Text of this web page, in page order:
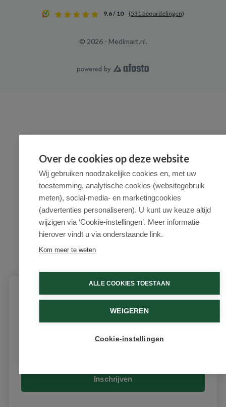
9.6 / 10 (531 beoordelingen)
© 2026 - Medimart.nl.
Over de cookies op deze website
Wij gebruiken noodzakelijke cookies en, met uw
toestemming, analytische cookies (websitegebruik
meten), social-media- en marketingcookies
(advertenties personaliseren). U kunt uw keuze altijd
wijzigen via ‘Cookie-instellingen’. Meer informatie
hierover vindt u via onderstaande link.
Kom meer te weten
ALLE COOKIES TOESTAAN
WEIGEREN
Cookie-instellingen
Schrijf je in voor onze nieuwsbrief
Ontvang als eerste de beste aanbiedingen en persoonlijk
advies
Inschrijven